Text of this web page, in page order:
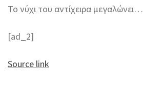
Το νύχι του αντίχειρα μεγαλώνει…
[ad_2]
Source link